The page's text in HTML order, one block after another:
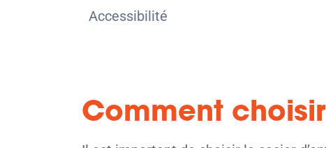
Accessibilité
Comment